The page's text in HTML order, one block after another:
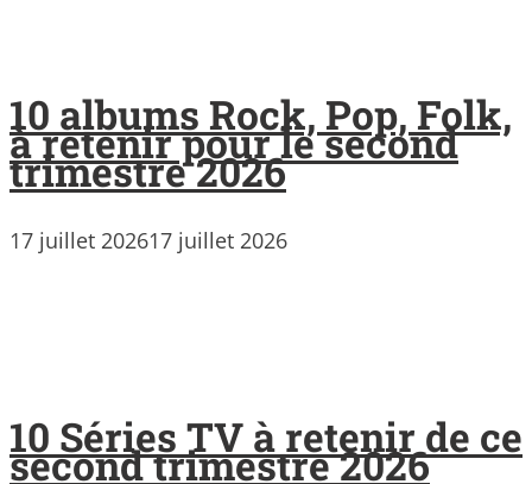
10 albums Rock, Pop, Folk,
à retenir pour le second
trimestre 2026
17 juillet 202617 juillet 2026
10 Séries TV à retenir de ce
second trimestre 2026